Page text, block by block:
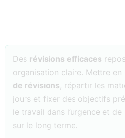
Des révisions efficaces
organisation claire. Mettre en
de révisions, répartir les
jours et fixer des objectifs
le travail dans l’urgence et
sur le long terme.